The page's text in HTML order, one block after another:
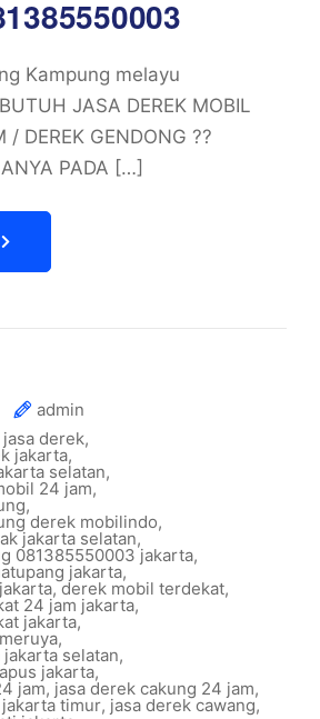
Kampung melayu
JASA DEREK MOBIL
/ DEREK GENDONG ??
PADA […]
admin
derek,
jakarta,
selatan,
24 jam,
,
derek mobilindo,
jakarta selatan,
081385550003 jakarta,
jakarta,
,derek mobil terdekat,
24 jam jakarta,
jakarta,
,
selatan,
jakarta,
jam, jasa derek cakung 24 jam,
timur, jasa derek cawang,